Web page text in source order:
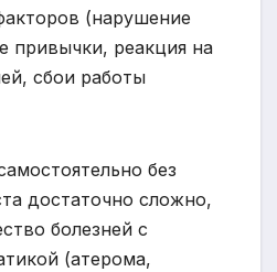
(нарушение
привычки, реакция на
сбои работы
без
достаточно сложно,
болезней с
(атерома,